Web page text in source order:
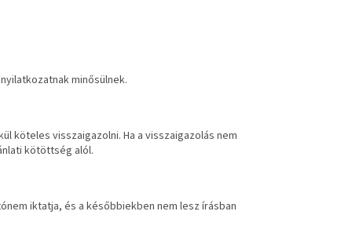
minősülnek.
köteles visszaigazolni. Ha a visszaigazolás nem
kötöttség alól.
iktatja, és a későbbiekben nem lesz írásban